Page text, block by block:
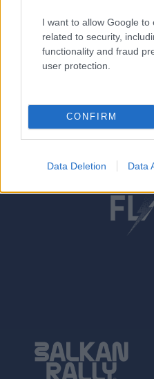
I want to allow Google to
related to security,
functionality and fraud
user protection.
CONFIRM
Data Deletion Data